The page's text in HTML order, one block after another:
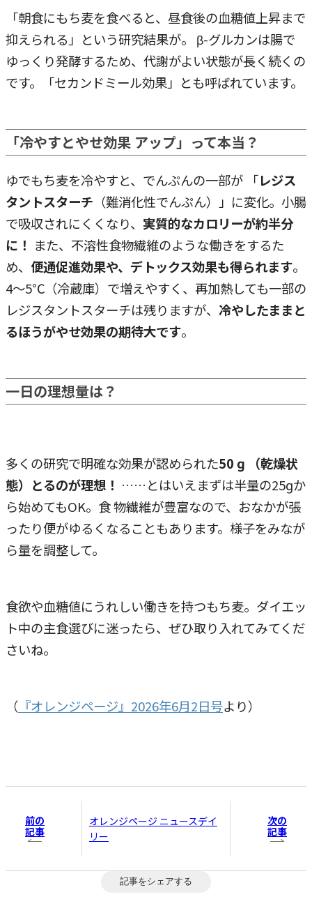
「朝食にもち麦を食べると、昼食後の血糖値上昇まで
抑えられる」という研究結果が。 β-グルカンは腸で
ゆっくり発酵するため、代謝がよい状態が長く続くの
です。「セカンドミール効果」とも呼ばれています。
「冷やすとやせ効果 アップ」って本当？
ゆでもち麦を冷やすと、でんぷんの一部が 「レジス
タントスターチ （難消化性でんぷん）」に変化。小腸
で吸収されにくくなり、 実質的なカロリーが約半分
に！ また、不溶性食物繊維のような働きをするた
め、 便通促進効果や、デトックス効果も得られます。
4〜5℃（冷蔵庫）で増えやすく、再加熱しても一部の
レジスタントスターチは残りますが、 冷やしたままと
るほうがやせ効果の期待大です。
一日の理想量は？
多くの研究で明確な効果が認められた50 ɡ （乾燥状
態）とるのが理想！ ……とはいえまずは半量の25ɡか
ら始めてもOK。食 物繊維が豊富なので、おなかが張
ったり便がゆるくなることもあります。様子をみなが
ら量を調整して。
食欲や血糖値にうれしい働きを持つもち麦。ダイエッ
ト中の主食選びに迷ったら、ぜひ取り入れてみてくだ
さいね。
（ 『オレンジページ』2026年6月2日号より）
前の
記事
オレンジページ ニュースデイ
リー
次の
記事
記事をシェアする